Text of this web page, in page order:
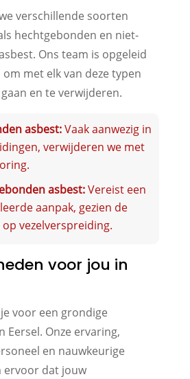
verschillende soorten
hechtgebonden en niet-
Ons team is opgeleid
met elk van deze typen
en te verwijderen.
asbest:Vaak aanwezig in
verwijderen we met
asbest:Vereist een
aanpak, gezien de
vezelverspreiding.
voor jou in
voor een grondige
Eersel. Onze ervaring,
en nauwkeurige
ervoor dat jouw